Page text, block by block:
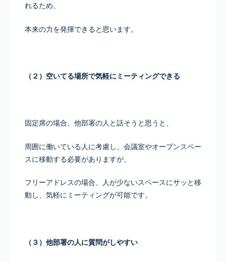
れるため、
本来の力を発揮できると思います。
（２）空いてる場所で気軽にミーティングできる
固定席の場合、他部署の人と話そうと思うと、
周囲に働いている人に考慮し、会議室やオープンスペー
スに移動する必要がありますが、
フリーアドレスの場合、人が少ないスペースにサッと移
動し、気軽にミーティングが可能です。
（３）他部署の人に質問がしやすい